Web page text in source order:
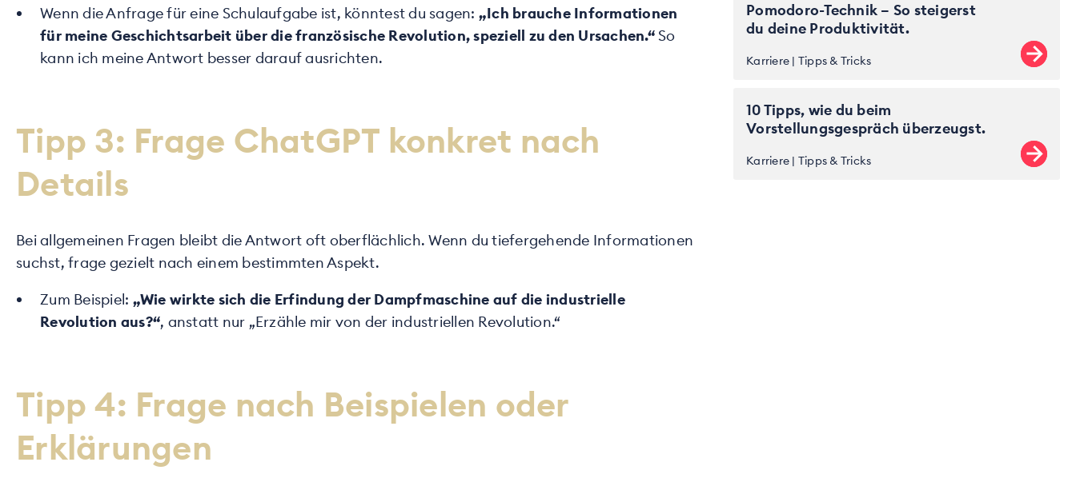
Wenn die Anfrage für eine Schulaufgabe ist, könntest du sagen: „Ich brauche Informationen
für meine Geschichtsarbeit über die französische Revolution, speziell zu den Ursachen.“So
kann ich meine Antwort besser darauf ausrichten.
Tipp 3: Frage ChatGPT konkret nach
Details
Bei allgemeinen Fragen bleibt die Antwort oft oberflächlich. Wenn du tiefergehende Informationen
suchst, frage gezielt nach einem bestimmten Aspekt.
Zum Beispiel: „Wie wirkte sich die Erfindung der Dampfmaschine auf die industrielle
Revolution aus?“, anstatt nur „Erzähle mir von der industriellen Revolution.“
Tipp 4: Frage nach Beispielen oder
Erklärungen
Pomodoro-Technik – So steigerst
du deine Produktivität.
Karriere Tipps & Tricks
10 Tipps, wie du beim
Vorstellungsgespräch überzeugst.
Karriere Tipps & Tricks